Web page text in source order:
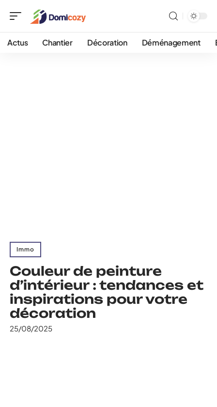
Actus Chantier Décoration Déménagement
Immo
Couleur de peinture
d’intérieur : tendances et
inspirations pour votre
décoration
25/08/2025